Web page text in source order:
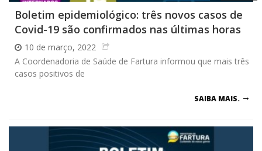
Boletim epidemiológico: três novos casos de
Covid-19 são confirmados nas últimas horas
10 de março, 2022
A Coordenadoria de Saúde de Fartura informou que mais três
casos positivos de
SAIBA MAIS.